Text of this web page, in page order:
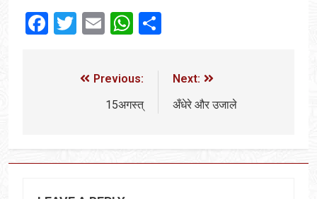
Facebook
Twitter
EmailWhatsApp
Previous:
15अगस्त्
Next:
अँधेरे और उजाले